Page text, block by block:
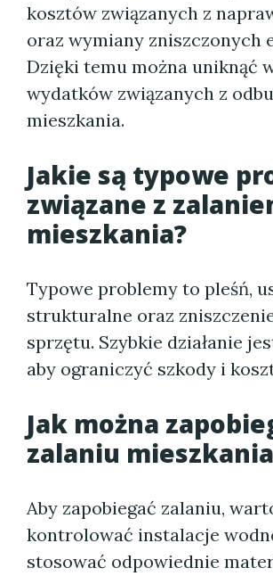
kosztów związanych z
oraz wymiany zniszczonych
Dzięki temu można uniknąć
wydatków związanych z
mieszkania.
Jakie są typowe
związane z
mieszkania?
Typowe problemy to pleśń,
strukturalne oraz
sprzętu. Szybkie działanie
aby ograniczyć szkody i
Jak można
zalaniu
Aby zapobiegać zalaniu,
kontrolować instalacje
stosować odpowiednie